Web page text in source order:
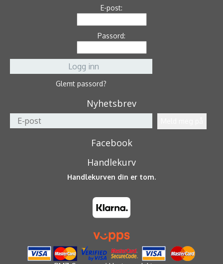
E-post:
Passord:
Glemt passord?
Nyhetsbrev
Facebook
Handlekurv
Handlekurven din er tom.